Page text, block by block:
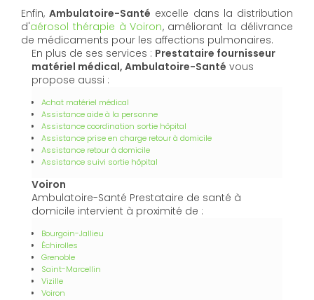
Enfin,Ambulatoire-Santé excelle dans la distribution
d'aérosol thérapie à Voiron, améliorant la délivrance
de médicaments pour les affections pulmonaires.
En plus de ses services : Prestataire fournisseur
matériel médical, Ambulatoire-Santé vous
propose aussi :
Achat matériel médical
Assistance aide à la personne
Assistance coordination sortie hôpital
Assistance prise en charge retour à domicile
Assistance retour à domicile
Assistance suivi sortie hôpital
Voiron
Ambulatoire-Santé Prestataire de santé à
domicile intervient à proximité de :
Bourgoin-Jallieu
Échirolles
Grenoble
Saint-Marcellin
Vizille
Voiron